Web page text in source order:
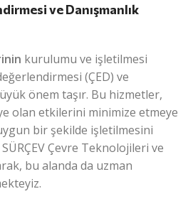
ve Danışmanlık
kurulumu ve işletilmesi
(ÇED) ve
önem taşır. Bu hizmetler,
olan etkilerini minimize etmeye
bir şekilde işletilmesini
Çevre Teknolojileri ve
bu alanda da uzman